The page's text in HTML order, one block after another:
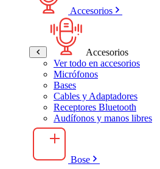
Accesorios
Accesorios
Ver todo en accesorios
Micrófonos
Bases
Cables y Adaptadores
Receptores Bluetooth
Audífonos y manos libres
Bose